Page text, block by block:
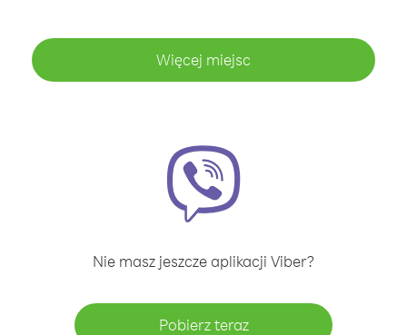
Więcej miejsc
Nie masz jeszcze aplikacji Viber?
Pobierz teraz